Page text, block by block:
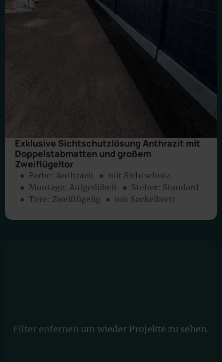
Exklusive Sichtschutzlösung Anthrazit mit
Doppelstabmatten und großem
Zweiflügeltor
● Farbe: Anthrazit
● mit Sichtschutz
● Montage: Aufgedübelt
● Steher: Standard
● Tore: Zweiflügelig
● mit Sockelbrett
Filter enfernen um wieder Projekte zu sehen.